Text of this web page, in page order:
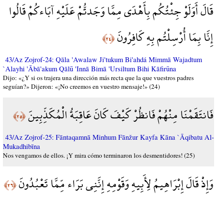
قَالَ أَوَلَوْ جِئْتُكُم بِأَهْدَى مِمَّا وَجَدتُّمْ عَلَيْهِ آبَاءكُمْ قَالُوا
إِنَّا بِمَا أُرْسِلْتُم بِهِ كَافِرُونَ﴿٢٤﴾
43/Az Zojrof-24: Qāla 'Awalaw Ji'tukum Bi'ahdá Mimmā Wajadtum
`Alayhi 'Ābā'akum Qālū 'Innā Bimā 'Ursiltum Bihi Kāfirūna
Dijo: «¿Y si os trajera una dirección más recta que la que vuestros padres
seguían?» Dijeron: «¡No creemos en vuestro mensaje!» (24)
فَانتَقَمْنَا مِنْهُمْ فَانظُرْ كَيْفَ كَانَ عَاقِبَةُ الْمُكَذِّبِينَ﴿٢٥﴾
43/Az Zojrof-25: Fāntaqamnā Minhum Fānžur Kayfa Kāna `Āqibatu Al-
Mukadhibīna
Nos vengamos de ellos. ¡Y mira cómo terminaron los desmentidores! (25)
وَإِذْ قَالَ إِبْرَاهِيمُ لِأَبِيهِ وَقَوْمِهِ إِنَّنِي بَرَاء مِّمَّا تَعْبُدُونَ﴿٢٦﴾